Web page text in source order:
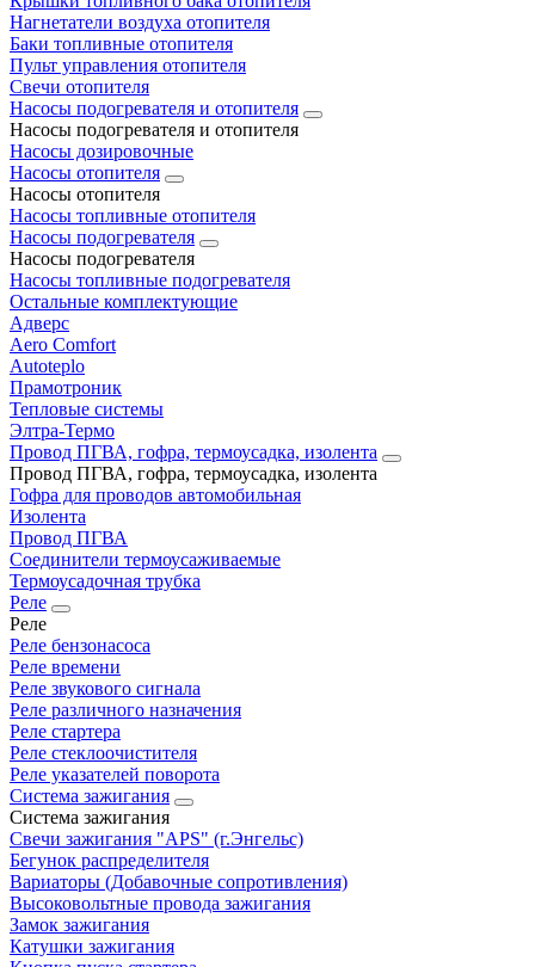
Нагнетатели воздуха отопителя
Баки топливные отопителя
Пульт управления отопителя
Свечи отопителя
Насосы подогревателя и отопителя
Насосы подогревателя и отопителя
Насосы дозировочные
Насосы отопителя
Насосы отопителя
Насосы топливные отопителя
Насосы подогревателя
Насосы подогревателя
Насосы топливные подогревателя
Остальные комплектующие
Адверс
Aero Comfort
Autoteplo
Прамотроник
Тепловые системы
Элтра-Термо
Провод ПГВА, гофра, термоусадка, изолента
Провод ПГВА, гофра, термоусадка, изолента
Гофра для проводов автомобильная
Изолента
Провод ПГВА
Соединители термоусаживаемые
Термоусадочная трубка
Реле
Реле
Реле бензонасоса
Реле времени
Реле звукового сигнала
Реле различного назначения
Реле стартера
Реле стеклоочистителя
Реле указателей поворота
Система зажигания
Система зажигания
Свечи зажигания "APS" (г.Энгельс)
Бегунок распределителя
Вариаторы (Добавочные сопротивления)
Высоковольтные провода зажигания
Замок зажигания
Катушки зажигания